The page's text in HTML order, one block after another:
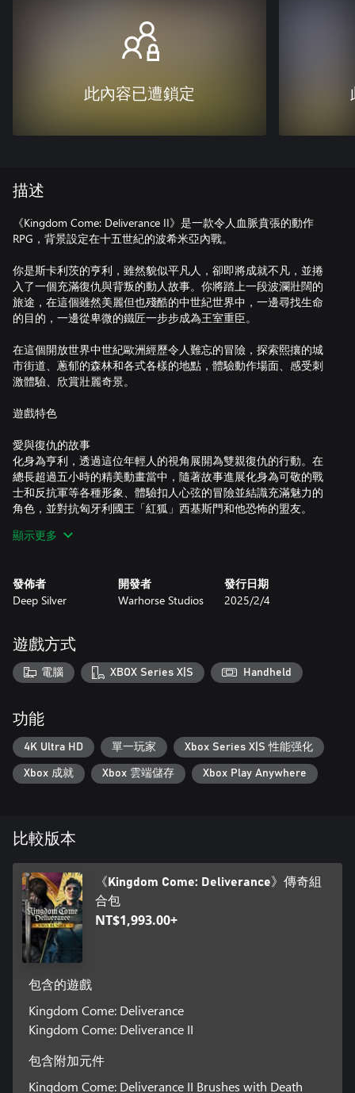
此內容已遭鎖定
描述
《Kingdom Come: Deliverance II》是一款令人血脈賁張的動作
RPG，背景設定在十五世紀的波希米亞內戰。
你是斯卡利茨的亨利，雖然貌似平凡人，卻即將成就不凡，並捲
入了一個充滿復仇與背叛的動人故事。你將踏上一段波瀾壯闊的
旅途，在這個雖然美麗但也殘酷的中世紀世界中，一邊尋找生命
的目的，一邊從卑微的鐵匠一步步成為王室重臣。
在這個開放世界中世紀歐洲經歷令人難忘的冒險，探索熙攘的城
市街道、蔥郁的森林和各式各樣的地點，體驗動作場面、感受刺
激體驗、欣賞壯麗奇景。
遊戲特色
愛與復仇的故事
化身為亨利，透過這位年輕人的視角展開為雙親復仇的行動。在
總長超過五小時的精美動畫當中，隨著故事進展化身為可敬的戰
士和反抗軍等各種形象、體驗扣人心弦的冒險並結識充滿魅力的
角色，並對抗匈牙利國王「紅狐」西基斯門和他恐怖的盟友。
真正的 RPG 體驗
擇。四處旅行，體驗鍛造和弓術等各種獨特活動，全面沉浸於這
個充滿生氣的歐洲地區，而這個地方也會永遠銘記你的一舉一
體驗中世紀生活
以令人驚豔的方式忠實重現十五世紀的波希米亞，讓你以前所謂
有的方式體驗引人入勝的設定。在錯綜複雜的城市中漫步、結識
地點。
寫實的第一人稱戰鬥
在令人熱血沸騰的即時戰鬥中感受鋼鐵的碰撞和激烈的肉搏。眾
多寫實的武器和戰鬥方式，讓所有玩家都能找到屬於自己的戰鬥
顯示更多
發佈者
Deep Silver
開發者
Warhorse Studios
發行日期
2025/2/4
遊戲方式
電腦 XBOX Series X|S Handheld
功能
4K Ultra HD 單一玩家 Xbox Series X|S 性能强化
Xbox 成就 Xbox 雲端儲存 Xbox Play Anywhere
比較版本
《Kingdom Come: Deliverance》傳奇組
合包
NT$1,993.00+
包含的遊戲
Kingdom Come: Deliverance
Kingdom Come: Deliverance II
包含附加元件
Kingdom Come: Deliverance II Brushes with Death